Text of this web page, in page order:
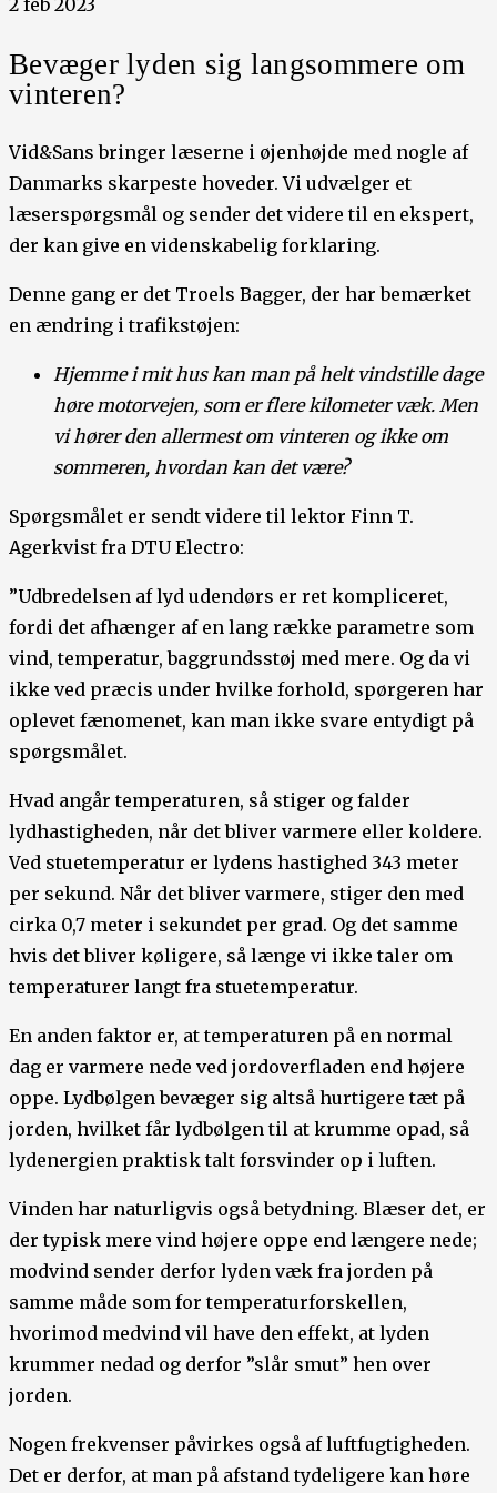
Bevæger lyden sig langsommere om
vinteren?
Vid&Sans bringer læserne i øjenhøjde med nogle af
Danmarks skarpeste hoveder. Vi udvælger et
læserspørgsmål og sender det videre til en ekspert,
der kan give en videnskabelig forklaring.
Denne gang er det Troels Bagger, der har bemærket
en ændring i trafikstøjen:
Hjemme i mit hus kan man på helt vindstille dage
høre motorvejen, som er flere kilometer væk. Men
vi hører den allermest om vinteren og ikke om
sommeren, hvordan kan det være?
Spørgsmålet er sendt videre til lektor Finn T.
Agerkvist fra DTU Electro:
”Udbredelsen af lyd udendørs er ret kompliceret,
fordi det afhænger af en lang række parametre som
vind, temperatur, baggrundsstøj med mere. Og da vi
ikke ved præcis under hvilke forhold, spørgeren har
oplevet fænomenet, kan man ikke svare entydigt på
spørgsmålet.
Hvad angår temperaturen, så stiger og falder
lydhastigheden, når det bliver varmere eller koldere.
Ved stuetemperatur er lydens hastighed 343 meter
per sekund. Når det bliver varmere, stiger den med
cirka 0,7 meter i sekundet per grad. Og det samme
hvis det bliver køligere, så længe vi ikke taler om
temperaturer langt fra stuetemperatur.
En anden faktor er, at temperaturen på en normal
dag er varmere nede ved jordoverfladen end højere
oppe. Lydbølgen bevæger sig altså hurtigere tæt på
jorden, hvilket får lydbølgen til at krumme opad, så
lydenergien praktisk talt forsvinder op i luften.
Vinden har naturligvis også betydning. Blæser det, er
der typisk mere vind højere oppe end længere nede;
modvind sender derfor lyden væk fra jorden på
samme måde som for temperaturforskellen,
hvorimod medvind vil have den effekt, at lyden
krummer nedad og derfor ”slår smut” hen over
jorden.
Nogen frekvenser påvirkes også af luftfugtigheden.
Det er derfor, at man på afstand tydeligere kan høre